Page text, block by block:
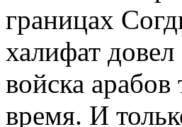
границах
халифат
войска
время. И